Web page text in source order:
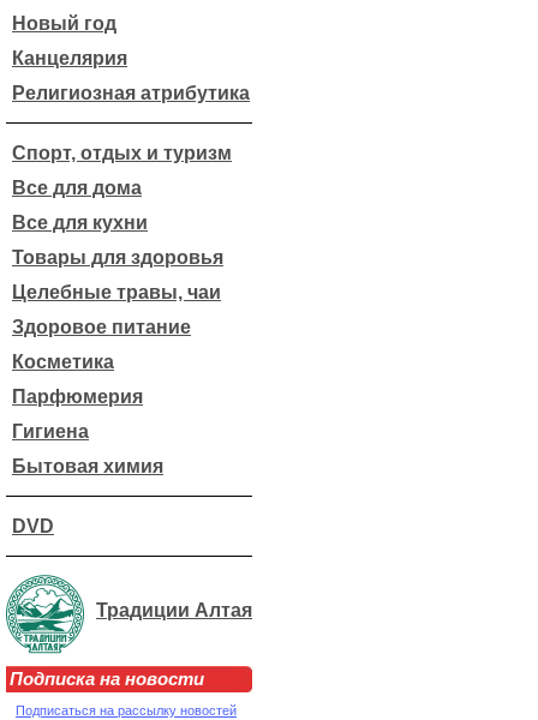
Новый год
Канцелярия
Религиозная атрибутика
Спорт, отдых и туризм
Все для дома
Все для кухни
Товары для здоровья
Целебные травы, чаи
Здоровое питание
Косметика
Парфюмерия
Гигиена
Бытовая химия
DVD
Традиции Алтая
Подписка на новости
Подписаться на рассылку новостей